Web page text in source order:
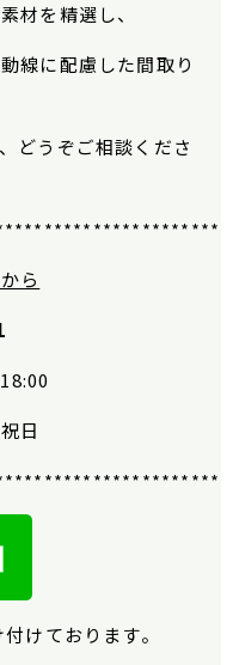
材を精選し、
線に配慮した間取り
どうぞご相談くださ
ら
18:00
日
けております。